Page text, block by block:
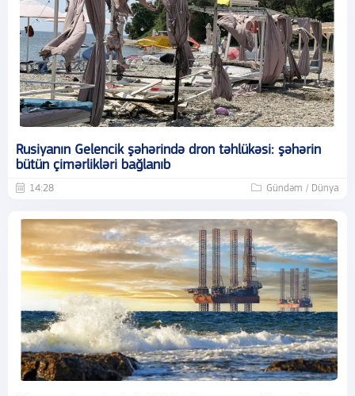
Rusiyanın Gelencik şəhərində dron təhlükəsi: şəhərin
bütün çimərlikləri bağlanıb
14:28 Gündəm / Dünya